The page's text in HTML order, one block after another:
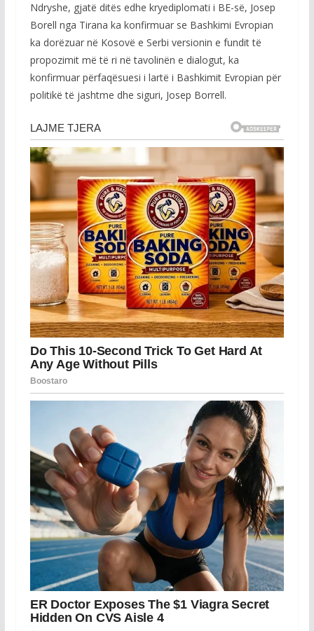
Ndryshe, gjatë ditës edhe kryediplomati i BE-së, Josep
Borell nga Tirana ka konfirmuar se Bashkimi Evropian
ka dorëzuar në Kosovë e Serbi versionin e fundit të
propozimit më të ri në tavolinën e dialogut, ka
konfirmuar përfaqësuesi i lartë i Bashkimit Evropian për
politikë të jashtme dhe siguri, Josep Borrell.